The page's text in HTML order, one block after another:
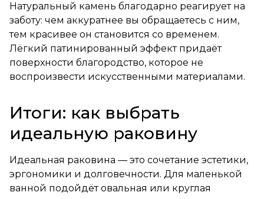
Натуральный камень благодарно реагирует на
заботу: чем аккуратнее вы обращаетесь с ним,
тем красивее он становится со временем.
Лёгкий патинированный эффект придаёт
поверхности благородство, которое не
воспроизвести искусственными материалами.
Итоги: как выбрать
идеальную раковину
Идеальная раковина — это сочетание эстетики,
эргономики и долговечности. Для маленькой
ванной подойдёт овальная или круглая